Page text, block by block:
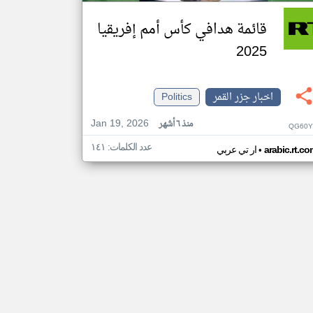
قائمة هدافي كأس أمم إفريقيا
2025
اخبار جزر القمر
Politics
Jan 19, 2026
منذ ٦ أشهر
ار تي عربي• عدد الكلمات: ١٤١